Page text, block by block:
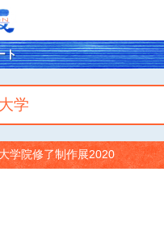
ト
学
学院修了制作展2020